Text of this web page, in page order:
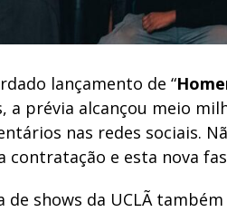
lançamento de “
a prévia alcançou meio
nas redes sociais.
contratação e esta nova
de shows da UCLÃ